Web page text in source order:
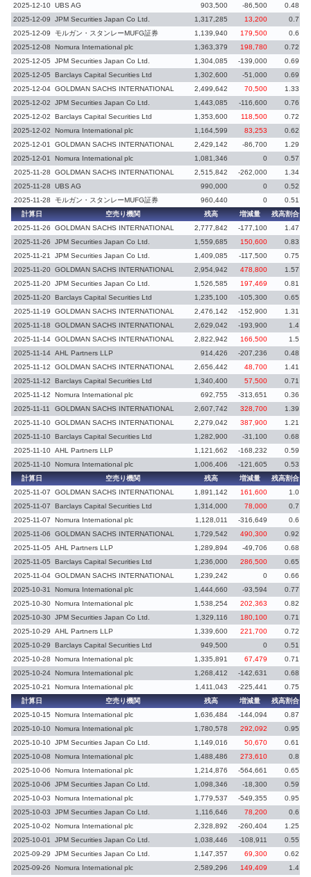
2025-12-10 UBS AG 903,500 -86,500 0.48
2025-12-09
JPM Securities Japan Co Ltd. 1,317,285 13,200 0.7
2025-12-09
モルガン・スタンレーMUFG証券 1,139,940 179,500 0.6
2025-12-08
Nomura International plc 1,363,379 198,780
0.72
2025-12-05
JPM Securities Japan Co Ltd. 1,304,085 -139,000 0.69
2025-12-05
Barclays Capital Securities Ltd 1,302,600 -51,000 0.69
2025-12-04 GOLDMAN SACHS INTERNATIONAL 2,499,642 70,500 1.33
2025-12-02
JPM Securities Japan Co Ltd. 1,443,085 -116,600 0.76
2025-12-02
Barclays Capital Securities Ltd 1,353,600 118,500 0.72
2025-12-02
Nomura International plc 1,164,599 83,253 0.62
2025-12-01
GOLDMAN SACHS INTERNATIONAL 2,429,142 -86,700 1.29
2025-12-01
Nomura International plc 1,081,346 0
0.57
2025-11-28
GOLDMAN SACHS INTERNATIONAL 2,515,842 -262,000 1.34
2025-11-28
UBS AG 990,000 0
0.52
2025-11-28
モルガン・スタンレーMUFG証券 960,440 0 0.51
計算日
空売り機関 残高 増減量 残高割合
2025-11-26
GOLDMAN SACHS INTERNATIONAL 2,777,842 -177,100
1.47
2025-11-26
JPM Securities Japan Co Ltd. 1,559,685 150,600 0.83
2025-11-21
JPM Securities Japan Co Ltd. 1,409,085 -117,500 0.75
2025-11-20 GOLDMAN SACHS INTERNATIONAL 2,954,942 478,800 1.57
2025-11-20 JPM Securities Japan Co Ltd. 1,526,585 197,469
0.81
2025-11-20 Barclays Capital Securities Ltd 1,235,100 -105,300 0.65
2025-11-19
GOLDMAN SACHS INTERNATIONAL 2,476,142 -152,900 1.31
2025-11-18
GOLDMAN SACHS INTERNATIONAL 2,629,042 -193,900
1.4
2025-11-14 GOLDMAN SACHS INTERNATIONAL 2,822,942 166,500 1.5
2025-11-14 AHL Partners LLP 914,426 -207,236 0.48
2025-11-12
GOLDMAN SACHS INTERNATIONAL 2,656,442 48,700 1.41
2025-11-12
Barclays Capital Securities Ltd 1,340,400 57,500 0.71
2025-11-12
Nomura International plc 692,755 -313,651 0.36
2025-11-11
GOLDMAN SACHS INTERNATIONAL 2,607,742 328,700 1.39
2025-11-10 GOLDMAN SACHS INTERNATIONAL 2,279,042 387,900 1.21
2025-11-10 Barclays Capital Securities Ltd 1,282,900 -31,100 0.68
2025-11-10 AHL Partners LLP 1,121,662 -168,232 0.59
2025-11-10 Nomura International plc 1,006,406 -121,605 0.53
計算日
空売り機関 残高 増減量 残高割合
2025-11-07
GOLDMAN SACHS INTERNATIONAL 1,891,142 161,600 1.0
2025-11-07
Barclays Capital Securities Ltd 1,314,000 78,000 0.7
2025-11-07
Nomura International plc 1,128,011 -316,649 0.6
2025-11-06
GOLDMAN SACHS INTERNATIONAL 1,729,542 490,300 0.92
2025-11-05
AHL Partners LLP 1,289,894 -49,706 0.68
2025-11-05
Barclays Capital Securities Ltd 1,236,000 286,500 0.65
2025-11-04 GOLDMAN SACHS INTERNATIONAL 1,239,242 0 0.66
2025-10-31
Nomura International plc 1,444,660 -93,594 0.77
2025-10-30 Nomura International plc 1,538,254 202,363 0.82
2025-10-30 JPM Securities Japan Co Ltd. 1,329,116 180,100
0.71
2025-10-29
AHL Partners LLP 1,339,600 221,700 0.72
2025-10-29
Barclays Capital Securities Ltd 949,500 0 0.51
2025-10-28
Nomura International plc 1,335,891 67,479 0.71
2025-10-24 Nomura International plc 1,268,412 -142,631 0.68
2025-10-21
Nomura International plc 1,411,043 -225,441 0.75
計算日
空売り機関 残高 増減量 残高割合
2025-10-15
Nomura International plc 1,636,484 -144,094 0.87
2025-10-10 Nomura International plc 1,780,578 292,092 0.95
2025-10-10 JPM Securities Japan Co Ltd. 1,149,016 50,670 0.61
2025-10-08
Nomura International plc 1,488,486 273,610 0.8
2025-10-06
Nomura International plc 1,214,876 -564,661
0.65
2025-10-06
JPM Securities Japan Co Ltd. 1,098,346 -18,300 0.59
2025-10-03
Nomura International plc 1,779,537 -549,355
0.95
2025-10-03
JPM Securities Japan Co Ltd. 1,116,646 78,200 0.6
2025-10-02
Nomura International plc 2,328,892 -260,404 1.25
2025-10-01
JPM Securities Japan Co Ltd. 1,038,446 -108,911 0.55
2025-09-29
JPM Securities Japan Co Ltd. 1,147,357 69,300 0.62
2025-09-26
Nomura International plc 2,589,296 149,409 1.4